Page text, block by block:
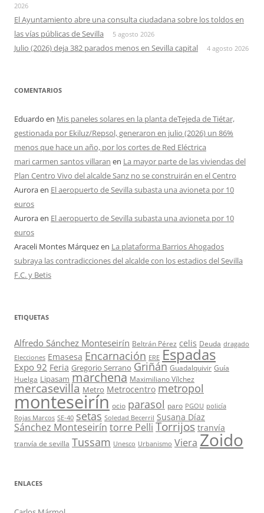
2026
El Ayuntamiento abre una consulta ciudadana sobre los toldos en
las vías públicas de Sevilla
5 agosto 2026
Julio (2026) deja 382 parados menos en Sevilla capital 4 agosto 2026
COMENTARIOS
Eduardo en Mis paneles solares en la planta deTejeda de Tiétar,
gestionada por Ekiluz/Repsol, generaron en julio (2026) un 86%
menos que hace un año, por los cortes de Red Eléctrica
mari carmen santos villaran en La mayor parte de las viviendas del
Plan Centro Vivo del alcalde Sanz no se construirán en el Centro
Auroraen El aeropuerto de Sevilla subasta una avioneta por 10
euros
Auroraen El aeropuerto de Sevilla subasta una avioneta por 10
euros
Araceli Montes Márquezen La plataforma Barrios Ahogados
subraya las contradicciones del alcalde con los estadios del Sevilla
F.C. y Betis
ETIQUETAS
Alfredo Sánchez Monteseirín Beltrán Pérez celis Deuda dragado
Elecciones Emasesa Encarnación ERE Espadas
Expo 92 Feria Gregorio Serrano Griñán Guadalquivir Guía
Huelga Lipasam marchena Maximiliano Vílchez
mercasevilla Metro Metrocentro metropol
monteseirín ocio parasol paro PGOU policía
Rojas Marcos SE-40 setas Soledad Becerril Susana Díaz
Sánchez Monteseirín torre Pelli Torrijos tranvía
tranvía de sevilla Tussam Unesco Urbanismo Viera Zoido
ENLACES